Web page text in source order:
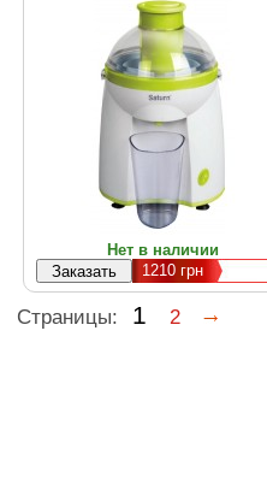
Нет в наличии
1210 грн
Страницы: 1 2